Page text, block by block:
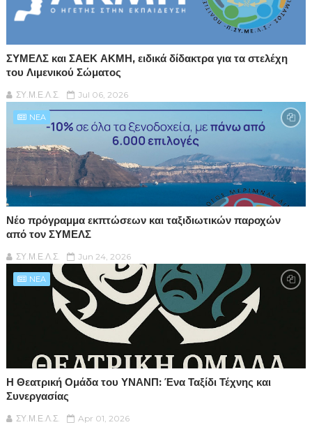
ΣΥΜΕΛΣ και ΣΑΕΚ ΑΚΜΗ, ειδικά δίδακτρα για τα στελέχη
του Λιμενικού Σώματος
ΣΥ.Μ.Ε.Λ.Σ. Jul 06, 2026
NEA
Νέο πρόγραμμα εκπτώσεων και ταξιδιωτικών παροχών
από τον ΣΥΜΕΛΣ
ΣΥ.Μ.Ε.Λ.Σ. Jun 24, 2026
NEA
Η Θεατρική Ομάδα του ΥΝΑΝΠ: Ένα Ταξίδι Τέχνης και
Συνεργασίας
ΣΥ.Μ.Ε.Λ.Σ. Apr 01, 2026